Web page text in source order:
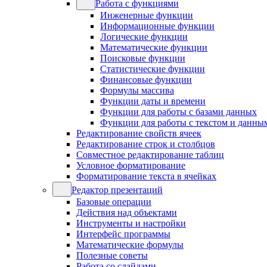
Работа с функциями
Инженерные функции
Информационные функции
Логические функции
Математические функции
Поисковые функции
Статистические функции
Финансовые функции
Формулы массива
Функции даты и времени
Функции для работы с базами данных
Функции для работы с текстом и
Редактирование свойств ячеек
Редактирование строк и столбцов
Совместное редактирование таблиц
Условное форматирование
Форматирование текста в ячейках
Редактор презентаций
Базовые операции
Действия над объектами
Инструменты и настройки
Интерфейс программы
Математические формулы
Полезные советы